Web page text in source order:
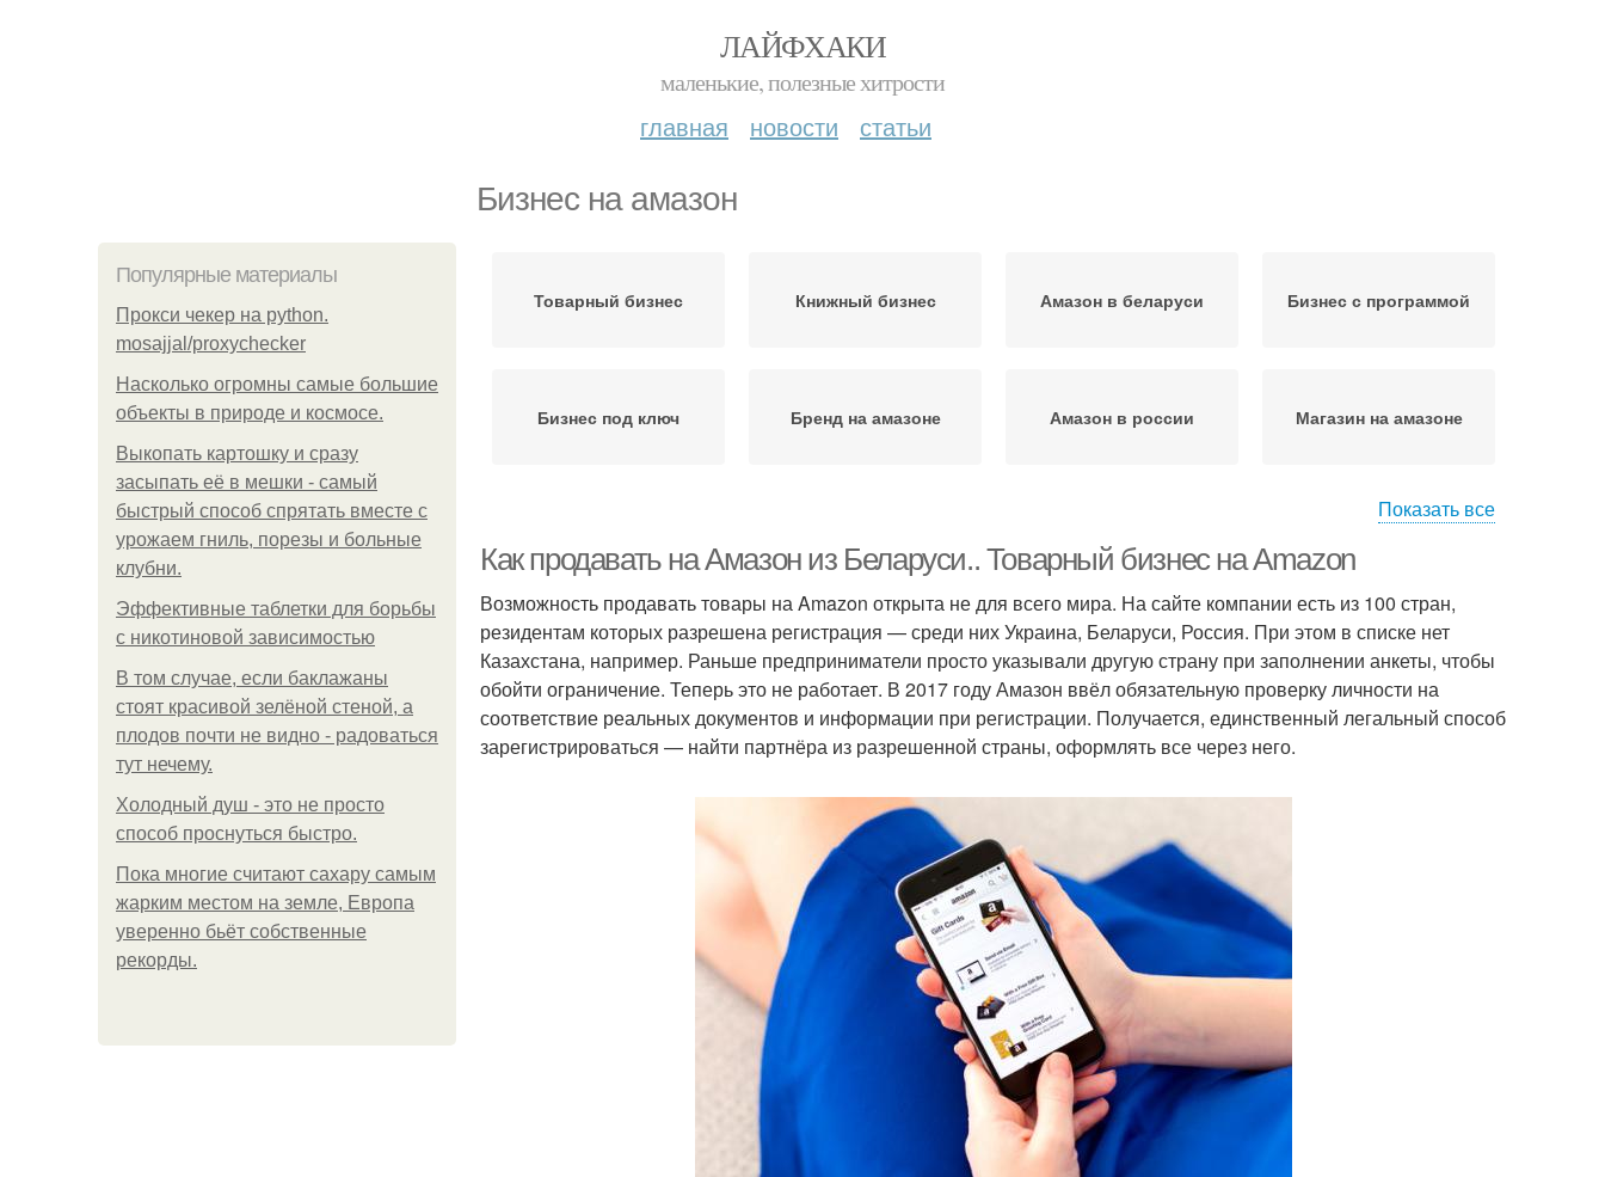
ЛАЙФХАКИ
маленькие, полезные хитрости
главная новости статьи
Бизнес на амазон
Популярные материалы
Прокси чекер на python.
mosajjal/proxychecker
Насколько огромны самые большие
объекты в природе и космосе.
Выкопать картошку и сразу
засыпать её в мешки - самый
быстрый способ спрятать вместе с
урожаем гниль, порезы и больные
клубни.
Эффективные таблетки для борьбы
с никотиновой зависимостью
В том случае, если баклажаны
стоят красивой зелёной стеной, а
плодов почти не видно - радоваться
тут нечему.
Холодный душ - это не просто
способ проснуться быстро.
Пока многие считают сахару самым
жарким местом на земле, Европа
уверенно бьёт собственные
рекорды.
Товарный бизнес Книжный бизнес Амазон в беларуси Бизнес с программой
Бизнес под ключ Бренд на амазоне Амазон в россии Магазин на амазоне
Дропшиппинг на амазон Мифы об амазон Торговли на амазон Торговля на амазон
Практики про амазон Бизнес из казахстана
Букинистический
Литература на амазоне
Показать все
Как продавать на Амазон из Беларуси.. Товарный бизнес на Amazon
Возможность продавать товары на Amazon открыта не для всего мира. На сайте компании есть из 100 стран,
резидентам которых разрешена регистрация — среди них Украина, Беларуси, Россия. При этом в списке нет
Казахстана, например. Раньше предприниматели просто указывали другую страну при заполнении анкеты, чтобы
обойти ограничение. Теперь это не работает. В 2017 году Амазон ввёл обязательную проверку личности на
соответствие реальных документов и информации при регистрации. Получается, единственный легальный способ
зарегистрироваться — найти партнёра из разрешенной страны, оформлять все через него.